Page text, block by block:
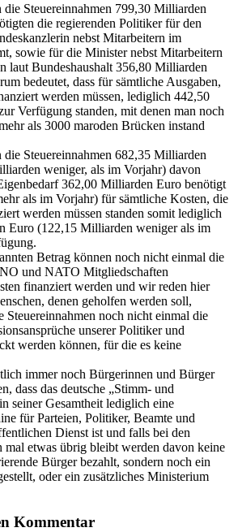
die Steuereinnahmen 799,30 Milliarden
die regierenden Politiker für den
nebst Mitarbeitern im
sowie für die Minister nebst Mitarbeitern
laut Bundeshaushalt 356,80 Milliarden
bedeutet, dass für sämtliche Ausgaben,
werden müssen, lediglich 442,50
Verfügung standen, mit denen man noch
als 3000 maroden Brücken instand
die Steuereinnahmen 682,35 Milliarden
weniger, als im Vorjahr) davon
362,00 Milliarden Euro benötigt
als im Vorjahr) für sämtliche Kosten, die
werden müssen standen somit lediglich
Euro (122,15 Milliarden weniger als im
Betrag können noch nicht einmal die
und NATO Mitgliedschaften
finanziert werden und wir reden hier
denen geholfen werden soll,
Steuereinnahmen noch nicht einmal die
unserer Politiker und
werden können, für die es keine
immer noch Bürgerinnen und Bürger
dass das deutsche „Stimm- und
seiner Gesamtheit lediglich eine
für Parteien, Politiker, Beamte und
Dienst ist und falls bei den
mal etwas übrig bleibt werden davon keine
Bürger bezahlt, sondern noch ein
oder ein zusätzliches Ministerium
Kommentar